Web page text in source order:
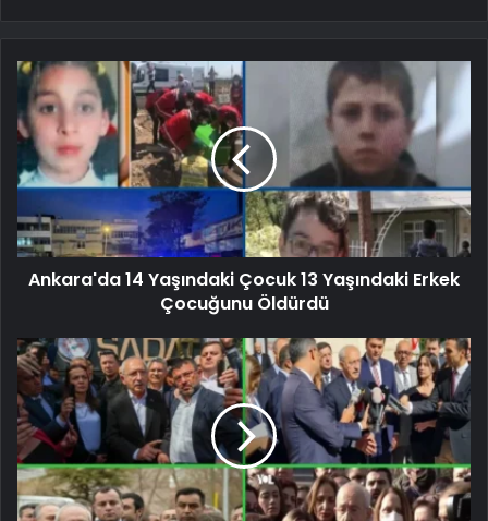
Ankara'da 14 Yaşındaki Çocuk 13 Yaşındaki Erkek
Çocuğunu Öldürdü